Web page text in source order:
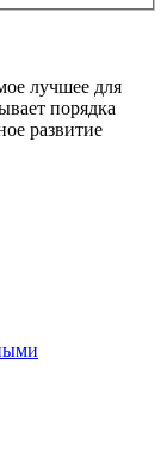
лучшее для
порядка
развитие